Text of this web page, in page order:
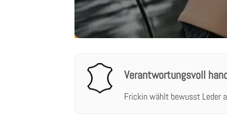
Verantwortungsvoll
Frickin wählt bewusst Leder